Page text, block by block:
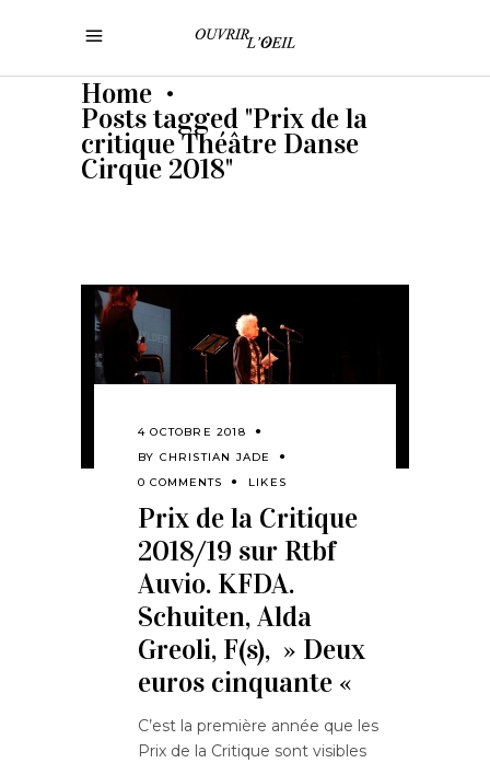
Home •
Posts tagged "Prix de la
critique Théâtre Danse
Cirque 2018"
4 OCTOBRE 2018
BY CHRISTIAN JADE
0 COMMENTS
LIKES
Prix de la Critique
2018/19 sur Rtbf
Auvio. KFDA.
Schuiten, Alda
Greoli, F(s), » Deux
euros cinquante «
C’est la première année que les
Prix de la Critique sont visibles